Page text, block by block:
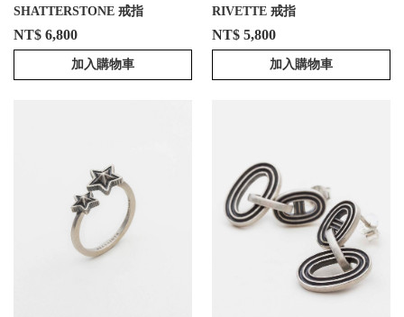
SHATTERSTONE 戒指
NT$ 6,800
加入購物車
RIVETTE 戒指
NT$ 5,800
加入購物車